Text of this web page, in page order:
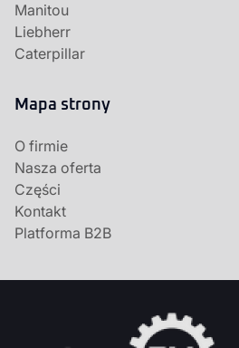
Manitou
Liebherr
Caterpillar
Mapa strony
O firmie
Nasza oferta
Części
Kontakt
Platforma B2B